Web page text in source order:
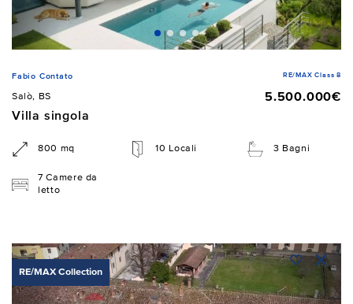
Fabio Contato RE/MAX Class 8
Salò, BS
5.500.000€
Villa singola
800 mq 10 Locali 3 Bagni
7 Camere da
letto
RE/MAX Collection